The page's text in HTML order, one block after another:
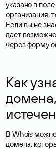
указано в
организация,
Если вы не
дает
через форму
Как
В Whois можно
домена,